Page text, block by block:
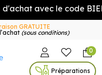
avec le code
GRATUITE
(sous conditions)
Autour de la Pharmacie
0
Préparations